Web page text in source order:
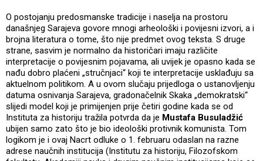
O postojanju predosmanske tradicije i naselja na prostoru
današnjeg Sarajeva govore mnogi arheološki i povijesni izvori, a i
brojna literatura o tome, što nije predmet ovog teksta. S druge
strane, sasvim je normalno da historičari imaju različite
interpretacije o povijesnim pojavama, ali uvijek je opasno kada se
nađu dobro plaćeni „stručnjaci“ koji te interpretacije usklađuju sa
aktuelnom politikom. A u ovom slučaju prijedloga o ustanovljenju
datuma osnivanja Sarajeva, gradonačelnik Skaka „demokratski“
slijedi model koji je primijenjen prije četiri godine kada se od
Instituta za historiju tražila potvrda da je Mustafa Busuladžić
ubijen samo zato što je bio ideološki protivnik komunista. Tom
logikom je i ovaj Nacrt odluke o 1. februaru odaslan na razne
adrese naučnih institucija (Institutu za historiju, Filozofskom